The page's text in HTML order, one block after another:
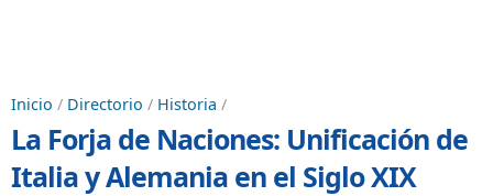
Inicio / Directorio / Historia /
La Forja de Naciones: Unificación de
Italia y Alemania en el Siglo XIX